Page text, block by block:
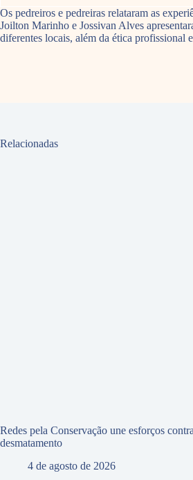
Os pedreiros e pedreiras relataram as
Joilton Marinho e Jossivan Alves
diferentes locais, além da ética profissional
Relacionadas
Redes pela Conservação une esforços
desmatamento
4 de agosto de 2026